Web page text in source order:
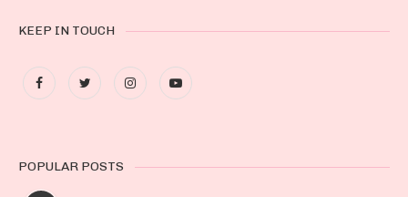
KEEP IN TOUCH
POPULAR POSTS